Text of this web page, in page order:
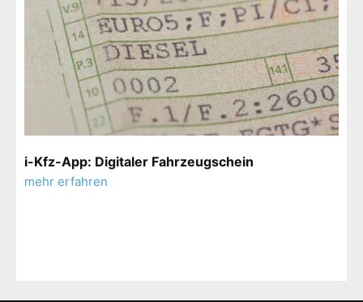
i-Kfz-App: Digitaler Fahrzeugschein
mehr erfahren